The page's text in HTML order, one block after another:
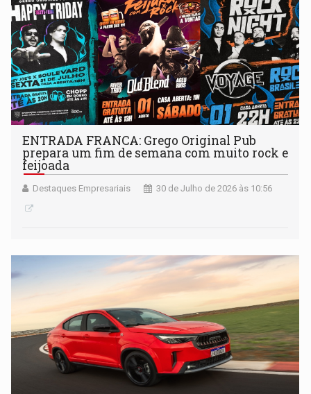
ENTRADA FRANCA: Grego Original Pub
prepara um fim de semana com muito rock e
feijoada
Destaques Empresariais 30 de Julho de 2026 às 10:56